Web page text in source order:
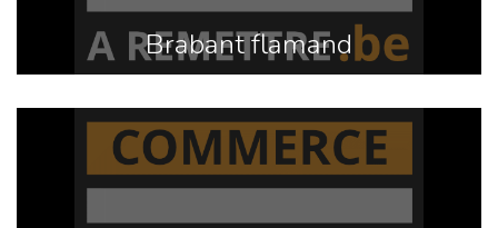
Brabant flamand